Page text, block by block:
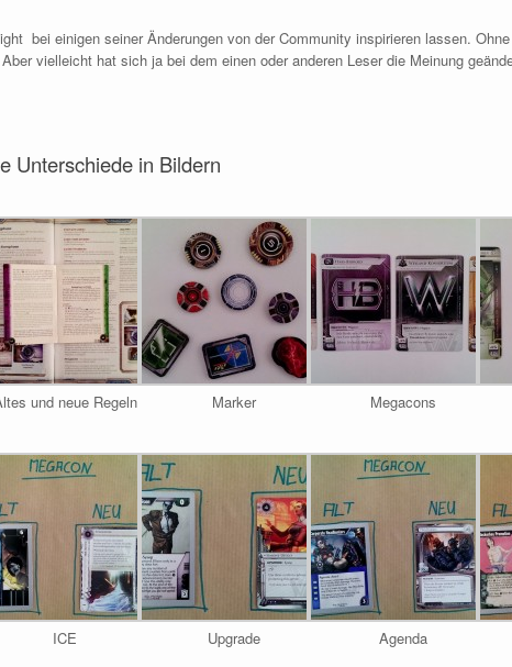
bei einigen seiner Änderungen von der Community inspirieren lassen.
vielleicht hat sich ja bei dem einen oder anderen Leser die Meinung
Unterschiede in Bildern
und neue Regeln Marker Megacons
ICE Upgrade Agenda